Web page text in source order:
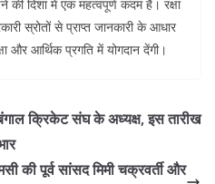
की दिशा में एक महत्वपूर्ण कदम है। रक्षा
स्रोतों से प्राप्त जानकारी के आधार
आर्थिक प्रगति में योगदान देंगी।
क्रिकेट संघ के अध्यक्ष, इस तारीख
की पूर्व सांसद मिमी चक्रवर्ती और